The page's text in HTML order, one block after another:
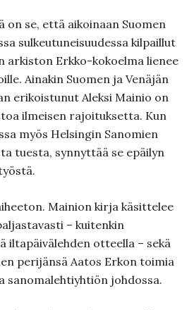
on se, että aikoinaan Suomen
sulkeutuneisuudessa kilpaillut
arkiston Erkko-kokoelma lienee
Ainakin Suomen ja Venäjän
erikoistunut Aleksi Mainio on
ilmeisen rajoituksetta. Kun
myös Helsingin Sanomien
tuesta, synnyttää se epäilyn
Mainion kirja käsittelee
– kuitenkin
iltapäivälehden otteella – sekä
perijänsä Aatos Erkon toimia
sanomalehtiyhtiön johdossa.